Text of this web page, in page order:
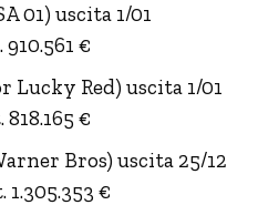
01) uscita 1/01
€
Lucky Red) uscita 1/01
€
Bros) uscita 25/12
€